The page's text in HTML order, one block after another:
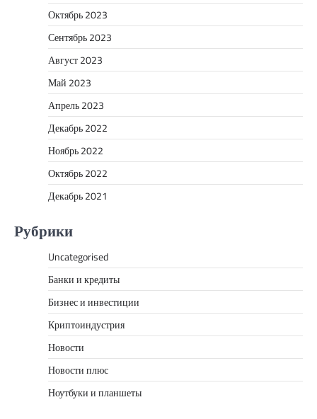
Октябрь 2023
Сентябрь 2023
Август 2023
Май 2023
Апрель 2023
Декабрь 2022
Ноябрь 2022
Октябрь 2022
Декабрь 2021
Рубрики
Uncategorised
Банки и кредиты
Бизнес и инвестиции
Криптоиндустрия
Новости
Новости плюс
Ноутбуки и планшеты